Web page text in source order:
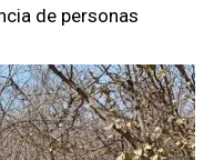
de personas